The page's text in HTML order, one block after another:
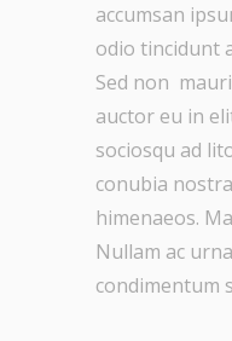
accumsan
odio tincidunt
Sed non
auctor eu in
sociosqu ad
conubia
himenaeos.
Nullam ac
condimentum